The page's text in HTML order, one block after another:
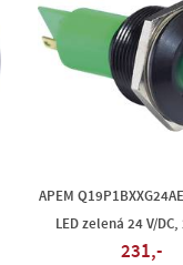
APEM
LED zelená 24 V/DC,
231,-